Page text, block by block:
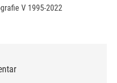
V 1995-2022